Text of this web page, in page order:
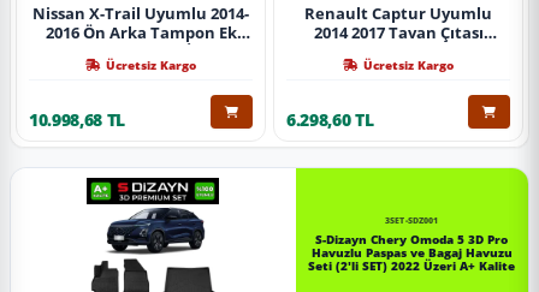
Nissan X-Trail Uyumlu 2014-
2016 Ön Arka Tampon Ek
Koruma Difüzör İthal
Ücretsiz Kargo
10.998,68 TL
Renault Captur Uyumlu
2014 2017 Tavan Çıtası
Ücretsiz Kargo
6.298,60 TL
3SET-SDZ001
S-Dizayn Chery Omoda 5 3D Pro
Havuzlu Paspas ve Bagaj Havuzu
Seti (2'li SET) 2022 Üzeri A+ Kalite